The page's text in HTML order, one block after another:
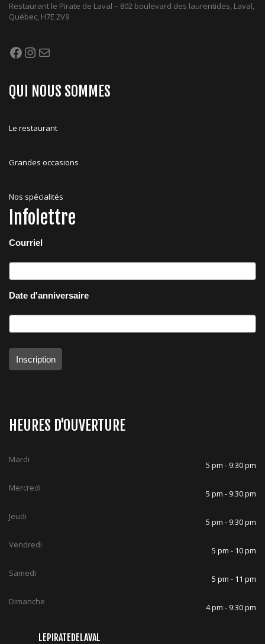
Restaurant le Pirate de Laval – 802 boulevard des laurentides, Laval,
Québec, H7E 2V9
Facebook
Instagram
Mail
QUI NOUS SOMMES
Le restaurant
Grandes occasions
Nos spécialités
Infolettre
Courriel
Date d'anniversaire
Inscription
HEURES D'OUVERTURE
Mardi
5 pm - 9:30 pm
Mercredi
5 pm - 9:30 pm
Jeudi
5 pm - 9:30 pm
Vendredi
5 pm - 10 pm
Samedi
5 pm - 11 pm
Dimanche
4 pm - 9:30 pm
LEPIRATEDELAVAL